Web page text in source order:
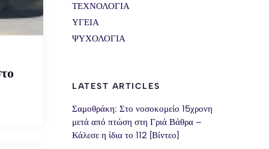
ΤΕΧΝΟΛΟΓΙΑ
ΥΓΕΙΑ
ΨΥΧΟΛΟΓΙΑ
LATEST ARTICLES
Σαμοθράκη: Στο νοσοκομείο 15χρονη
μετά από πτώση στη Γριά Βάθρα –
Κάλεσε η ίδια το 112 [Βίντεο]